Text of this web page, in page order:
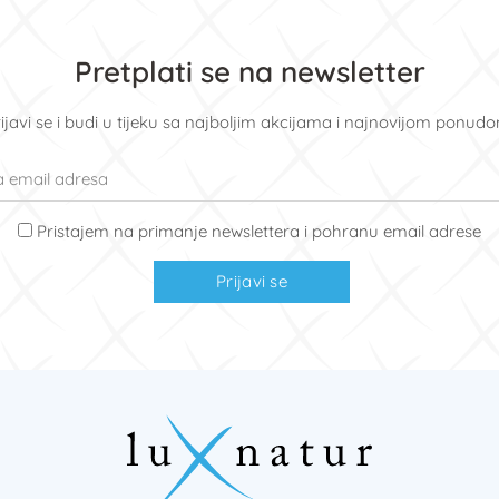
Pretplati se na newsletter
se i budi u tijeku sa najboljim akcijama i najnovijom
Pristajem na primanje newslettera i pohranu email adrese
Prijavi se